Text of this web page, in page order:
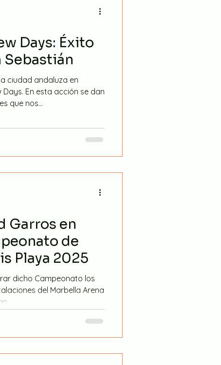
Days: Éxito
Sebastián
En esta acción se dan
que nos...
Garros en
de
Playa 2025
dicho Campeonato los
del Marbella Arena